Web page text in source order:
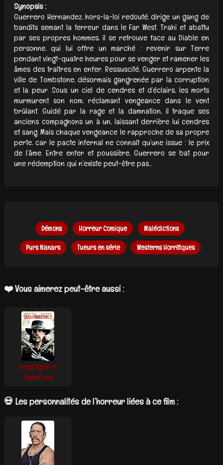
Synopsis :
Guerrero Hernandez, hors-la-loi redouté, dirige un gang de
bandits semant la terreur dans le Far West. Trahi et abattu
par ses propres hommes, il se retrouve face au Diable en
personne, qui lui offre un marché : revenir sur Terre
pendant vingt-quatre heures pour se venger et ramener les
âmes des traîtres en enfer. Ressuscité, Guerrero arpente la
ville de Tombstone, désormais gangrenée par la corruption
et la peur. Sous un ciel de cendres et d’éclairs, les morts
murmurent son nom, réclamant vengeance dans le vent
brûlant. Guidé par la rage et la damnation, il traque ses
anciens compagnons un à un, laissant derrière lui cendres
et sang. Mais chaque vengeance le rapproche de sa propre
perte, car le pacte infernal ne connaît qu’une issue : le prix
de l’âme. Entre enfer et poussière, Guerrero se bat pour
une rédemption qui n’existe peut-être pas...
Démons Horreur Comique Malédictions
Purs Nanars Tueurs en série Westerns Horrifiques
❤️ Vous aimerez peut-être aussi :
Dead Again in
Tombstone
💀 Les personnalités de l’horreur liées à ce film :